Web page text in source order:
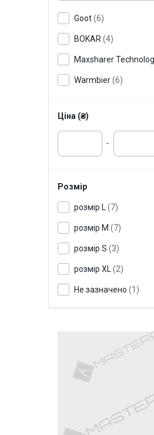
Goot(6)
BOKAR (4)
Maxsharer
Warmbier(6)
Ціна (₴)
-
Розмір
розмір L (7)
розмір M (7)
розмір S (3)
розмір XL (2)
Не зазначено (1)